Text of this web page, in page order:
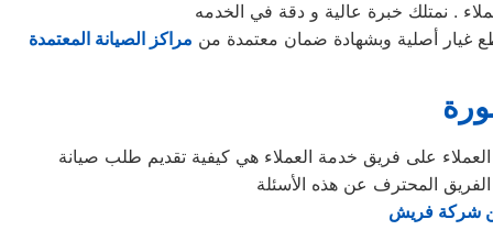
. نمتلك خبرة عالية و دقة في الخدمه
غيار أصلية وبشهادة ضمان معتمدة من مراكز الصيانة المعتمدة
المحترف عن هذه الأسئلة
شركة فريش